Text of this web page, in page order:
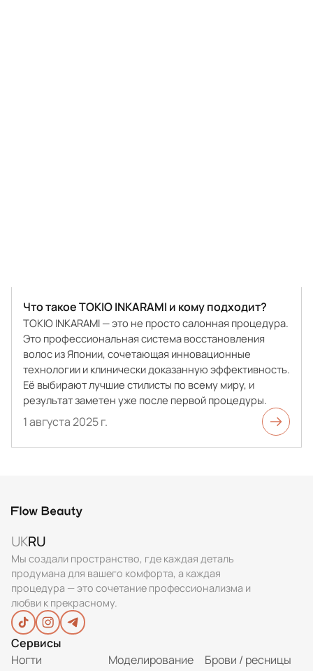
Что такое TOKIO INKARAMI и кому подходит?
TOKIO INKARAMI — это не просто салонная процедура.
Это профессиональная система восстановления
волос из Японии, сочетающая инновационные
технологии и клинически доказанную эффективность.
Её выбирают лучшие стилисты по всему миру, и
результат заметен уже после первой процедуры.
1 августа 2025 г.
UKRU
Мы создали пространство, где каждая деталь
продумана для вашего комфорта, а каждая
процедура — это сочетание профессионализма и
любви к прекрасному.
Сервисы
Ногти
Моделирование
Брови / ресницы